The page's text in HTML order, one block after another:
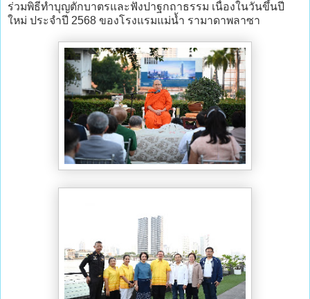
ร่วมพิธีทำบุญตักบาตรและฟังปาฐกถาธรรม เนื่องในวันขึ้นปี
ใหม่ ประจำปี 2568 ของโรงแรมแม่น้ำ รามาดาพลาซา